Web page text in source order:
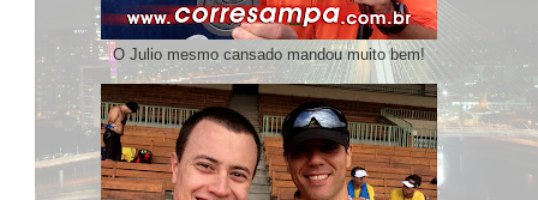
O Julio mesmo cansado mandou muito bem!